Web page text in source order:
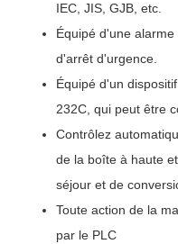
IEC, JIS, GJB, etc.
Équipé d'une
d'arrêt d'urgence.
Équipé d'un
232C, qui peut être
Contrôlez
de la boîte à haute
séjour et de
Toute action de la
par le PLC